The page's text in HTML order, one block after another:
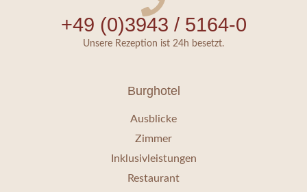
+49 (0)3943 / 5164-0
Unsere Rezeption ist 24h besetzt.
Burghotel
Ausblicke
Zimmer
Inklusivleistungen
Restaurant